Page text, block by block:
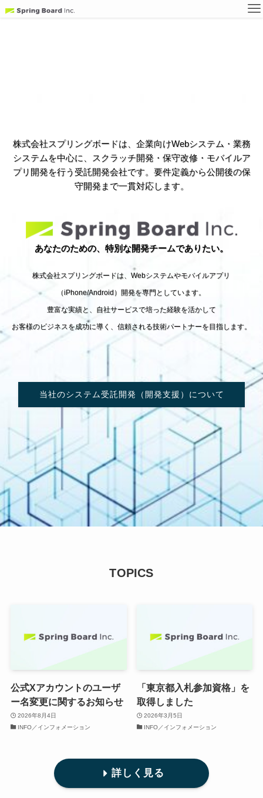
株式会社スプリングボードは、企業向けWebシステム・業務
システムを中心に、スクラッチ開発・保守改修・モバイルア
プリ開発を行う受託開発会社です。要件定義から公開後の保
守開発まで一貫対応します。
あなたのための、特別な開発チームでありたい。
株式会社スプリングボードは、Webシステムやモバイルアプリ
（iPhone/Android）開発を専門としています。
豊富な実績と、自社サービスで培った経験を活かして
お客様のビジネスを成功に導く、信頼される技術パートナーを目指します。
当社のシステム受託開発（開発支援）について
TOPICS
公式Xアカウントのユーザ
ー名変更に関するお知らせ
2026年8月4日
INFO／インフォメーション
「東京都入札参加資格」を
取得しました
2026年3月5日
INFO／インフォメーション
詳しく見る